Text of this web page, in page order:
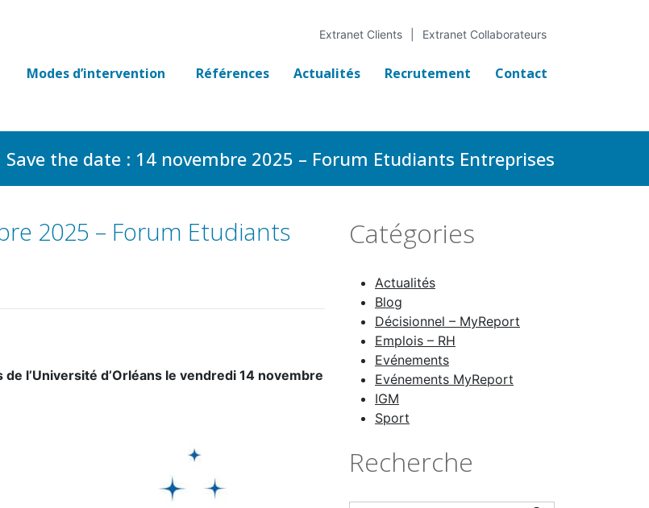
Extranet Clients Extranet Collaborateurs
Modes d’intervention Références Actualités Recrutement Contact
Save the date : 14 novembre 2025 – Forum Etudiants Entreprises
2025 – Forum Etudiants
l’Université d’Orléans le vendredi 14 novembre
Catégories
Actualités
Blog
Décisionnel – MyReport
Emplois – RH
Evénements
Evénements MyReport
IGM
Sport
Recherche